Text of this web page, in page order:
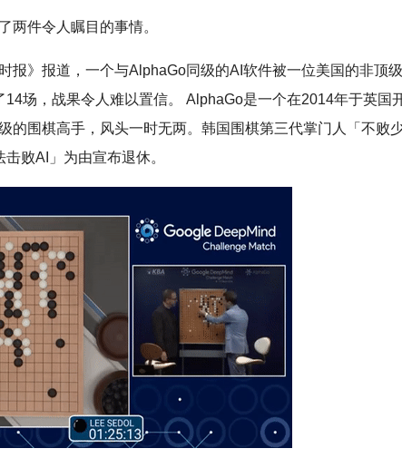
两件令人瞩目的事情。
报》报道，一个与AlphaGo同级的AI软件被一位美国的非顶
14场，战果令人难以置信。 AlphaGo是一个在2014年于英
的围棋高手，风头一时无两。韩国围棋第三代掌门人「不败
败AI」为由宣布退休。